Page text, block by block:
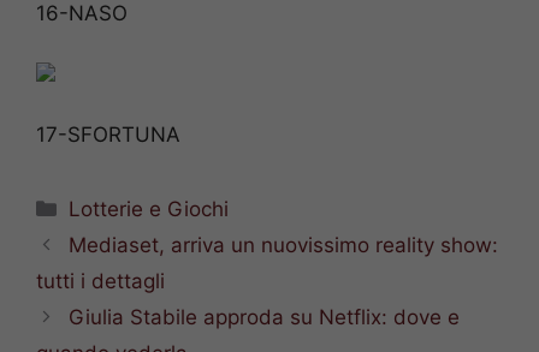
16-NASO
17-SFORTUNA
Categorie
Lotterie e Giochi
Mediaset, arriva un nuovissimo reality show:
tutti i dettagli
Giulia Stabile approda su Netflix: dove e